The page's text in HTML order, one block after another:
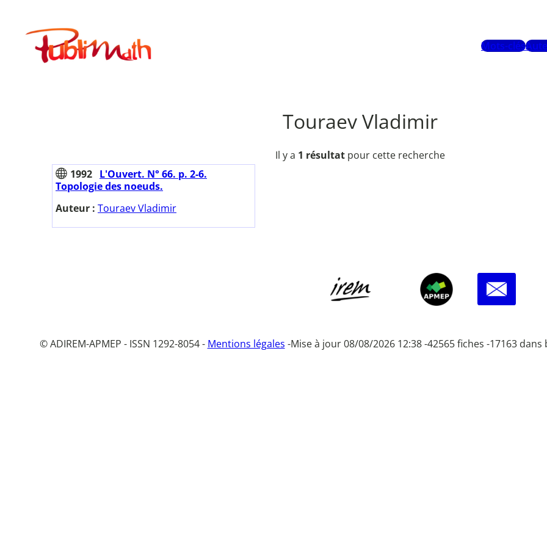
contenuPublimath
Mots-clés
Touraev Vladimir
Il y a 1 résultat pour cette recherche
1992 L'Ouvert. N° 66. p. 2-6.
Topologie des noeuds.
Auteur : Touraev Vladimir
© ADIREM-APMEP - ISSN 1292-8054 - Mentions légales -Mise à jour 08/08/2026 12:38 -42565 fiches -17163